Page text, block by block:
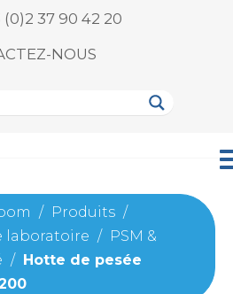
(0)2 37 90 42 20
NOUS
/ Produits /
laboratoire / PSM &
/
Hotte de pesée